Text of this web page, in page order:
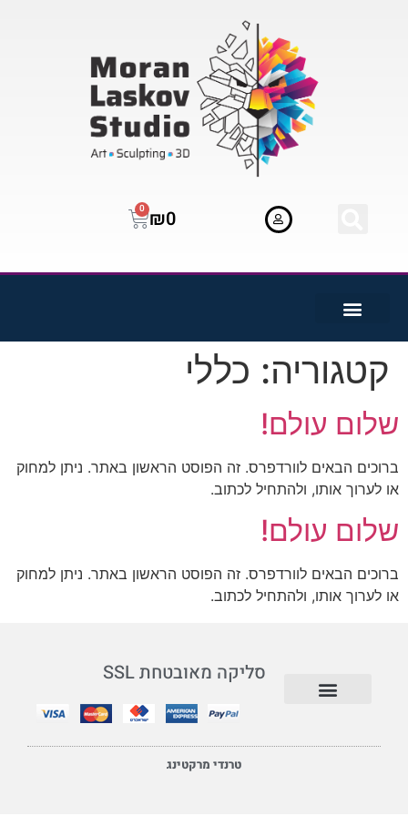
₪0
0
קטגוריה: כללי
שלום עולם!
ברוכים הבאים לוורדפרס. זה הפוסט הראשון באתר. ניתן למחוק
או לערוך אותו, ולהתחיל לכתוב.
שלום עולם!
ברוכים הבאים לוורדפרס. זה הפוסט הראשון באתר. ניתן למחוק
או לערוך אותו, ולהתחיל לכתוב.
סליקה מאובטחת SSL
טרנדי מרקטינג